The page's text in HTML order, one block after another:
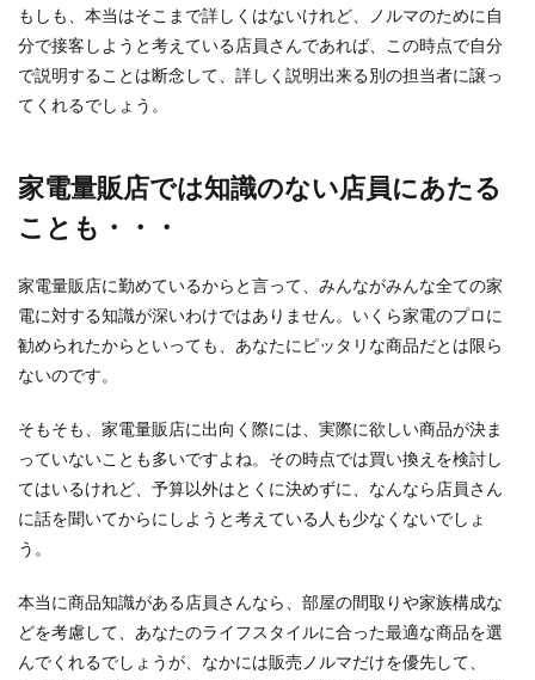
タヒチとモルディブどっちを旅行しよ
うか迷っている人へ
い！ベストな仕事環境だった
「お盆の時に仕事なんてかわいそうに」と思って
いませんか？ いえいえ、そんなことはありませ
男性がネックレスをつけるのには隠さ
れた心理が関係していた！
はなく、そこ...
もしも、本当はそこまで詳しくはないけれど、ノルマのために自
分で接客しようと考えている店員さんであれば、この時点で自分
で説明することは断念して、詳しく説明出来る別の担当者に譲っ
てくれるでしょう。
家電量販店では知識のない店員にあたる
ことも・・・
家電量販店に勤めているからと言って、みんながみんな全ての家
電に対する知識が深いわけではありません。いくら家電のプロに
勧められたからといっても、あなたにピッタリな商品だとは限ら
ないのです。
そもそも、家電量販店に出向く際には、実際に欲しい商品が決ま
っていないことも多いですよね。その時点では買い換えを検討し
てはいるけれど、予算以外はとくに決めずに、なんなら店員さん
に話を聞いてからにしようと考えている人も少なくないでしょ
う。
本当に商品知識がある店員さんなら、部屋の間取りや家族構成な
どを考慮して、あなたのライフスタイルに合った最適な商品を選
んでくれるでしょうが、なかには販売ノルマだけを優先して、